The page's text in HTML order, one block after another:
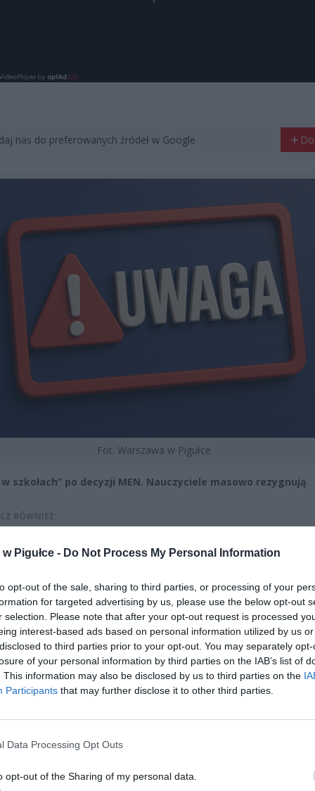
Pigułce - Do Not Process My Personal Information
opt-out of the sale, sharing to third parties, or processing of your
for targeted advertising by us, please use the below opt-out
selection. Please note that after your opt-out request is processed
interest-based ads based on personal information utilized by us
to third parties prior to your opt-out. You may separately
of your personal information by third parties on the IAB’s list of
This information may also be disclosed by us to third parties on the
Participants that may further disclose it to other third parties.
Data Processing Opt Outs
opt-out of the Sharing of my personal data.
nas do preferowanych źródeł w Google
Fot. Warszawa w Pigułce
w szkołach” po decyzji MEN. Nauczyciele masowo rezygnują
RÓWNIEŻ:
dzieci do 3. roku życia
podniesie próg 500 plus dla seniorów. Policzyliśmy, ile może
wypłata przy emeryturze od 2200 do 2700 zł
2026 19:14
ad